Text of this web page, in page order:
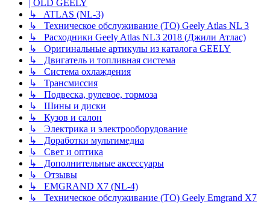
| OLD GEELY
↳ ATLAS (NL-3)
↳ Техническое обслуживание (ТО) Geely Atlas NL 3
↳ Расходники Geely Atlas NL3 2018 (Джили Атлас)
↳ Оригинальные артикулы из каталога GEELY
↳ Двигатель и топливная система
↳ Система охлаждения
↳ Трансмиссия
↳ Подвеска, рулевое, тормоза
↳ Шины и диски
↳ Кузов и салон
↳ Электрика и электрооборудование
↳ Доработки мультимедиа
↳ Свет и оптика
↳ Дополнительные аксессуары
↳ Отзывы
↳ EMGRAND X7 (NL-4)
↳ Техническое обслуживание (ТО) Geely Emgrand X7